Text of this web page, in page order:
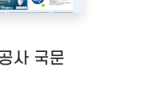
사 국문